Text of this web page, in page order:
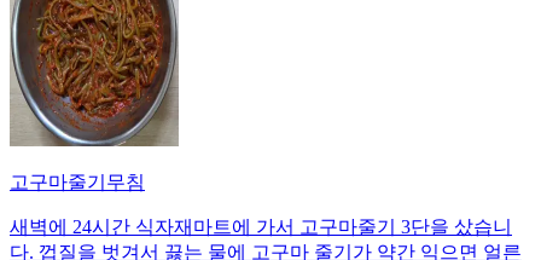
고구마줄기무침
새벽에 24시간 식자재마트에 가서 고구마줄기 3단을 샀습니
다. 껍질을 벗겨서 끓는 물에 고구마 줄기가 약간 익으면 얼른